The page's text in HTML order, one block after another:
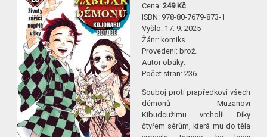
Cena:249 Kč
ISBN: 978-80-7679-873-1
Vyšlo: 17. 9. 2025
Žánr:komiks
Provedení:brož.
Autor obáky:
Počet stran:236
Souboj proti prapředkovi všech
démonů Muzanovi
Kibudcužimu vrcholí! Díky
čtyřem sérům, která mu do těla